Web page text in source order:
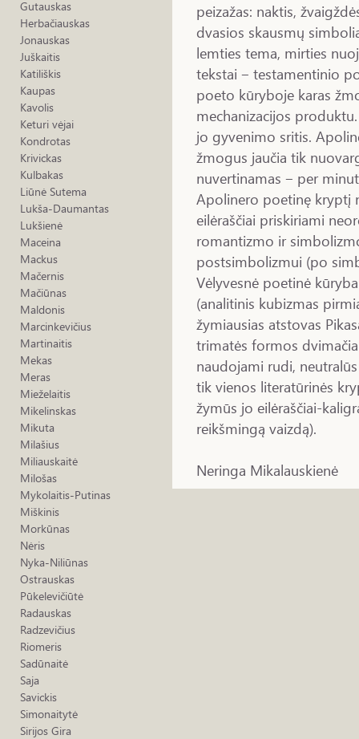
Gutauskas
Herbačiauskas
Jonauskas
Juškaitis
Katiliškis
Kaupas
Kavolis
Keturi vėjai
Kondrotas
Krivickas
Kulbakas
Liūnė Sutema
Lukša-Daumantas
Lukšienė
Maceina
Mackus
Mačernis
Mačiūnas
Maldonis
Marcinkevičius
Martinaitis
Mekas
Meras
Mieželaitis
Mikelinskas
Mikuta
Milašius
Miliauskaitė
Milošas
Mykolaitis-Putinas
Miškinis
Morkūnas
Nėris
Nyka-Niliūnas
Ostrauskas
Pūkelevičiūtė
Radauskas
Radzevičius
Riomeris
Sadūnaitė
Saja
Savickis
Simonaitytė
Sirijos Gira
peizažas: naktis,
dvasios skausmų
lemties tema, mirties
tekstai ‒ testamentinio
poeto kūryboje karas
mechanizacijos
jo gyvenimo sritis.
žmogus jaučia tik
nuvertinamas ‒ per
Apolinero poetinę kryptį
eilėraščiai priskiriami
romantizmo ir
postsimbolizmui (po
Vėlyvesnė poetinė
(analitinis kubizmas
žymiausias atstovas
trimatės formos
naudojami rudi,
tik vienos literatūrinės
žymūs jo eilėraščiai-
reikšmingą vaizdą).
Neringa Mikalauskienė